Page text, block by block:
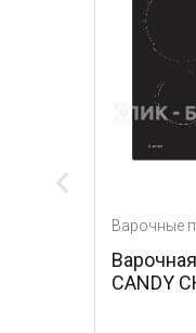
поверхности
поверхность
CH64CCB/4U2